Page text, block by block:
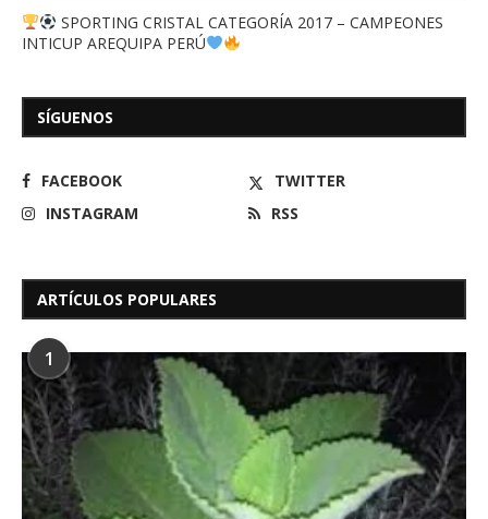
SPORTING CRISTAL CATEGORÍA 2017 – CAMPEONES
INTICUP AREQUIPA PERÚ
SÍGUENOS
FACEBOOK
TWITTER
INSTAGRAM
RSS
ARTÍCULOS POPULARES
1